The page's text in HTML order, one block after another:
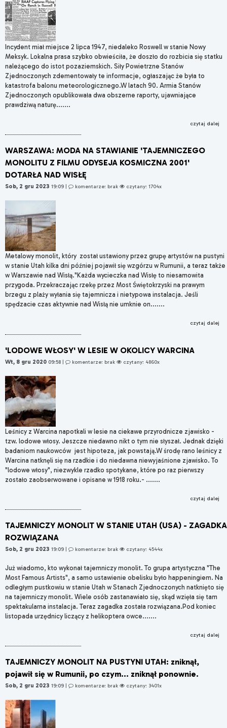
Incydent miał miejsce 2 lipca 1947, niedaleko Roswell w stanie Nowy
Meksyk. Lokalna prasa szybko obwieściła, że doszło do rozbicia się statku
należącego do istot pozaziemskich. Siły Powietrzne Stanów
Zjednoczonych zdementowały te informacje, ogłaszając że była to
katastrofa balonu meteorologicznego.W latach 90. Armia Stanów
Zjednoczonych opublikowała dwa obszerne raporty, ujawniające
prawdziwą naturę.......
czytaj dalej
WARSZAWA: MODA NA STAWIANIE 'TAJEMNICZEGO
MONOLITU Z FILMU ODYSEJA KOSMICZNA 2001'
DOTARŁA NAD WISŁĘ
Sob, 2 gru 2023 19:09 komentarze: brak czytany: 1704x
Metalowy monolit, który został ustawiony przez grupę artystów na pustyni
w stanie Utah kilka dni później pojawił się wzgórzu w Rumunii, a teraz także
w Warszawie nad Wisłą."Każda wycieczka nad Wisłę to niesamowita
przygoda. Przekraczając rzekę przez Most Świętokrzyski na prawym
brzegu z plaży wyłania się tajemnicza i nietypowa instalacja. Jeśli
spędzacie czas aktywnie nad Wisłą nie umknie on.......
czytaj dalej
'LODOWE WŁOSY' W LESIE W OKOLICY WARCINA
Wt, 8 gru 2020 09:58 | komentarze: brak czytany: 4860x
Leśnicy z Warcina napotkali w lesie na ciekawe przyrodnicze zjawisko -
tzw. lodowe włosy. Jeszcze niedawno nikt o tym nie słyszał. Jednak dzięki
badaniom naukowców jest hipoteza, jak powstają.W środę rano leśnicy z
Warcina natknęli się na rzadkie i do niedawna niewyjaśnione zjawisko. To
"lodowe włosy", niezwykle rzadko spotykane, które po raz pierwszy
zostało zaobserwowane i opisane w 1918 roku.- .......
czytaj dalej
TAJEMNICZY MONOLIT W STANIE UTAH (USA) - ZAGADKA
ROZWIĄZANA
Sob, 2 gru 2023 19:09 | komentarze: brak czytany: 4544x
Już wiadomo, kto wykonał tajemniczy monolit. To grupa artystyczna "The
Most Famous Artists", a samo ustawienie obelisku było happeningiem. Na
odległym pustkowiu w stanie Utah w Stanach Zjednoczonych natknięto się
na tajemniczy monolit. Wiele osób zastanawiało się, skąd wzięła się tam
spektakularna instalacja. Teraz zagadka została rozwiązana.Pod koniec
listopada urzędnicy liczący z helikoptera owce.......
czytaj dalej
TAJEMNICZY MONOLIT NA PUSTYNI UTAH: zniknął,
pojawił się w Rumunii, po czym... zniknął ponownie.
Sob, 2 gru 2023 19:09 | komentarze: brak czytany: 3401x